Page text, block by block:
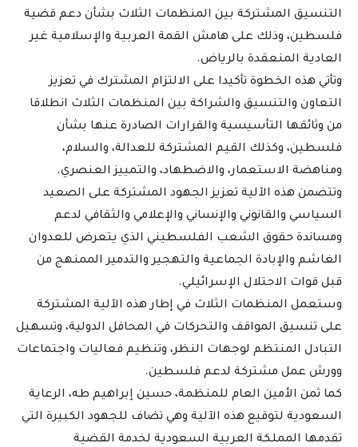
التنسيق المشتركة بين المنظمات الثلاث بشأن دعم قضية
فلسطين، وذلك على هامش القمة العربية والإسلامية غير
العادية المنعقدة بالرياض.
وتأتي هذه الخطوة تأكيدا على الالتزام المشترك في تعزيز
التعاون والتنسيق والشراكة بين المنظمات الثلاث انطلاقا
من وثائقها التأسيسية والقرارات الصادرة عنها بشأن
فلسطين، وكذلك القيم المشتركة للعدالة، والسلام،
ومناهضة الاستعمار، والاضطهاد، والتمييز العنصري.
وتتضمن هذه الآلية تعزيز الجهود المشتركة على الصعيد
السياسي والقانوني والإنساني والإعلامي والثقافي لدعم
ومساندة حقوق الشعب الفلسطيني الذي يتعرض للعدوان
الغاشم والإبادة الجماعية والتهجير والتدمير الممنهج من
قبل قوات الاحتلال الإسرائيلي.
وستعمل المنظمات الثلاث في إطار هذه الآلية المشتركة
على تنسيق المواقف والتحركات في المحافل الدولية، وتسهيل
التبادل المنتظم لوجهات النظر، وتنظيم فعاليات واجتماعات
وورش عمل مشتركة لدعم فلسطين.
كما ثمن الأمين العام للمنظمة، حسين إبراهيم طه، الرعاية
السعودية لتوقيع هذه الآلية وهي تضاف للجهود الكبيرة التي
تقدمها المملكة العربية السعودية لخدمة القضية